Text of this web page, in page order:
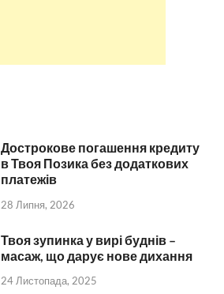
Дострокове погашення кредиту
в Твоя Позика без додаткових
платежів
28 Липня, 2026
Твоя зупинка у вирі буднів –
масаж, що дарує нове дихання
24 Листопада, 2025